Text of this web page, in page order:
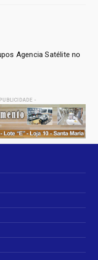
Agencia Satélite no
-